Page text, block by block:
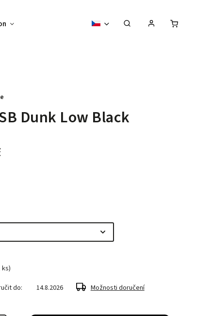
Sběratelské předměty Vouchery
Dunk Low Black
ks)
do:
14.8.2026 Možnosti doručení